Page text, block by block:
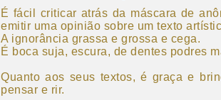
É fácil criticar atrás da máscara de
emitir uma opinião sobre um texto
A ignorância grassa e grossa e cega.
É boca suja, escura, de dentes podres
Quanto aos seus textos, é graça e
pensar e rir.